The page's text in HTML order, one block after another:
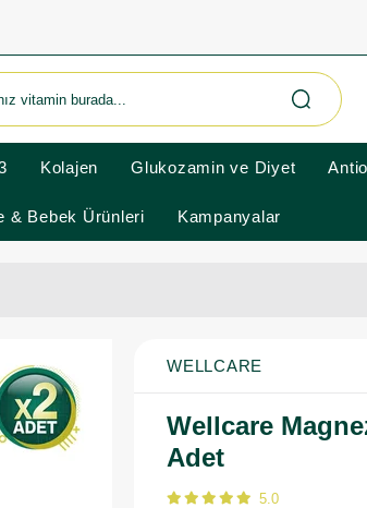
Kolajen Glukozamin ve Diyet
& Bebek Ürünleri Kampanyalar
WELLCARE
Wellcare
Adet
5.0